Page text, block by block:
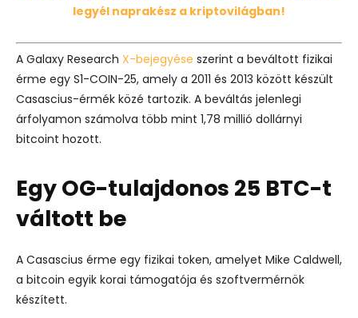
legyél naprakész a kriptovilágban!
A Galaxy Research X-bejegyése szerint a beváltott fizikai
érme egy S1-COIN-25, amely a 2011 és 2013 között készült
Casascius-érmék közé tartozik. A beváltás jelenlegi
árfolyamon számolva több mint 1,78 millió dollárnyi
bitcoint hozott.
Egy OG-tulajdonos 25 BTC-t
váltott be
A Casascius érme egy fizikai token, amelyet Mike Caldwell,
a bitcoin egyik korai támogatója és szoftvermérnök
készített.